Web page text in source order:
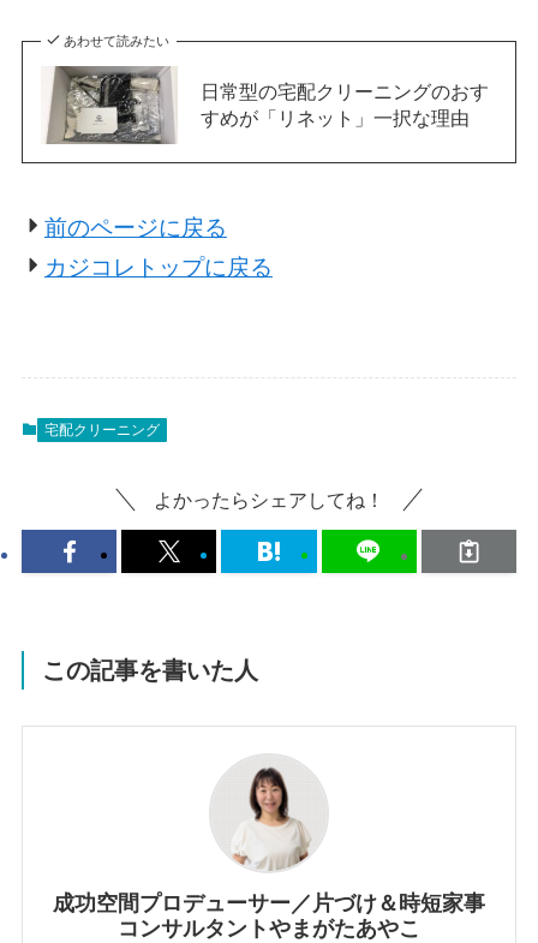
あわせて読みたい
日常型の宅配クリーニングのおす
すめが「リネット」一択な理由
前のページに戻る
カジコレトップに戻る
宅配クリーニング
よかったらシェアしてね！
この記事を書いた人
成功空間プロデューサー／片づけ＆時短家事
コンサルタントやまがたあやこ